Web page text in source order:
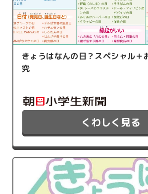
きょうはなんの日？スペシャル＋
究
くわしく見る